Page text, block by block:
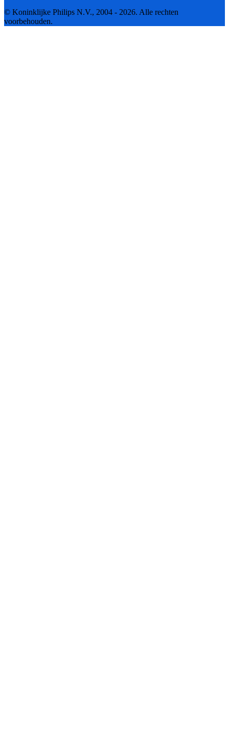
© Koninklijke Philips N.V., 2004 - 2026. Alle rechten
voorbehouden.